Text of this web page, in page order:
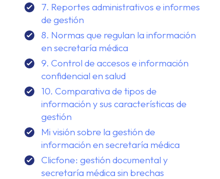
7. Reportes administrativos e informes
de gestión
8. Normas que regulan la información
en secretaría médica
9. Control de accesos e información
confidencial en salud
10. Comparativa de tipos de
información y sus características de
gestión
Mi visión sobre la gestión de
información en secretaría médica
Clicfone: gestión documental y
secretaría médica sin brechas